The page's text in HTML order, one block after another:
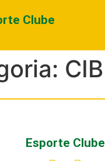
Clube
CIB
Esporte Clube